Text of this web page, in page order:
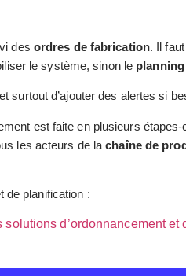
des ordres de fabrication. Il
le système, sinon le
surtout d’ajouter des alertes si
est faite en plusieurs
les acteurs de lachaîne de
de planification :
d’ordonnancement et